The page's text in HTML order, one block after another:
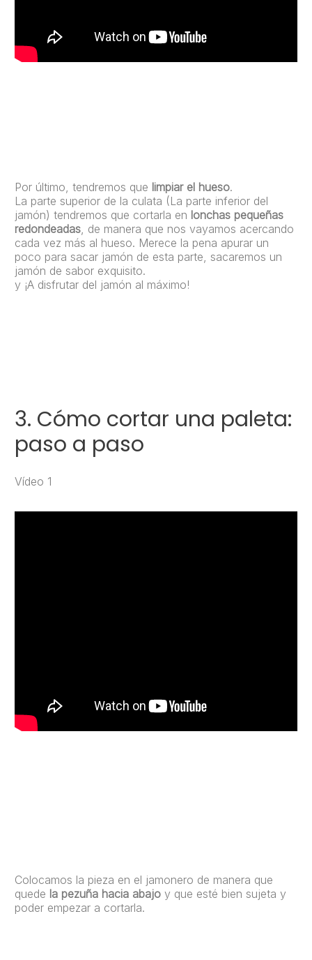
Por último, tendremos que limpiar el hueso.
La parte superior de la culata (La parte inferior del
jamón) tendremos que cortarla en lonchas pequeñas
redondeadas , de manera que nos vayamos acercando
cada vez más al hueso. Merece la pena apurar un
poco para sacar jamón de esta parte, sacaremos un
jamón de sabor exquisito.
y ¡A disfrutar del jamón al máximo!
3. Cómo cortar una paleta:
paso a paso
Vídeo 1
Colocamos la pieza en el jamonero de manera que
quede la pezuña hacia abajo y que esté bien sujeta y
poder empezar a cortarla.